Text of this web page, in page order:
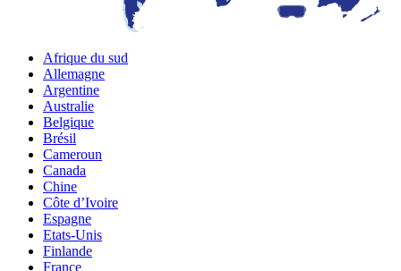
Afrique du sud
Allemagne
Argentine
Australie
Belgique
Brésil
Cameroun
Canada
Chine
Côte d’Ivoire
Espagne
Etats-Unis
Finlande
France